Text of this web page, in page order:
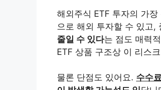
해외주식 ETF 투자의 가장
으로 해외 투자할 수 있고,
줄일 수 있다는 점도 매력
ETF 상품 구조상 이 리스
물론 단점도 있어요. 수수